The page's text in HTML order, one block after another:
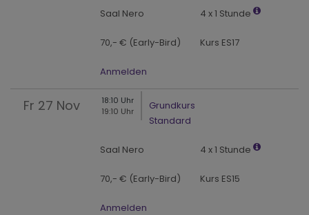
Saal Nero 4 x 1 Stunde
70,- € (Early-Bird) Kurs ES17
Anmelden
Fr 27 Nov
18:10 Uhr
19:10 Uhr
Grundkurs
Standard
Saal Nero 4 x 1 Stunde
70,- € (Early-Bird) Kurs ES15
Anmelden